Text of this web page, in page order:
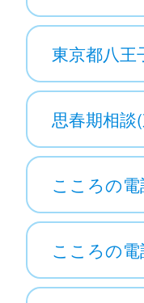
東京都八王
思春期相談
こころの
こころの